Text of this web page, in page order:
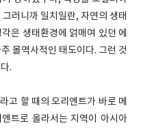
러니까 일치일란, 자연의 생태
은 생태환경에 얽매여 있던 에
몰역사적인 태도이다. 그런 것
.
고 할 때의 오리엔트가 바로 메
트로 올라서는 지역이 아시아